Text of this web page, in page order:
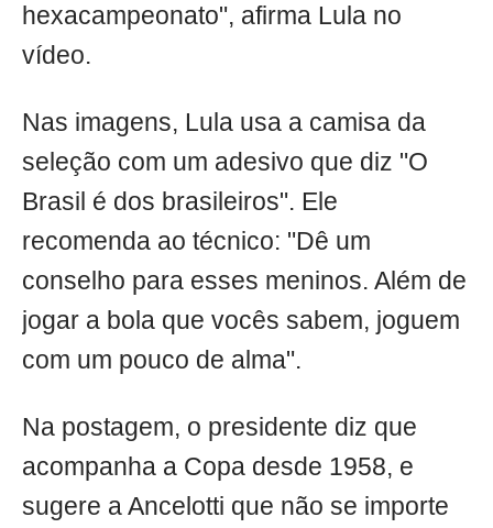
hexacampeonato", afirma Lula no
vídeo.
Nas imagens, Lula usa a camisa da
seleção com um adesivo que diz "O
Brasil é dos brasileiros". Ele
recomenda ao técnico: "Dê um
conselho para esses meninos. Além de
jogar a bola que vocês sabem, joguem
com um pouco de alma".
Na postagem, o presidente diz que
acompanha a Copa desde 1958, e
sugere a Ancelotti que não se importe